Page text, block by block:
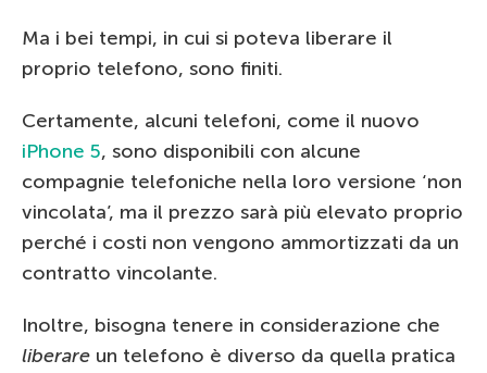
Ma i bei tempi, in cui si poteva liberare il
proprio telefono, sono finiti.
Certamente, alcuni telefoni, come il nuovo
iPhone 5, sono disponibili con alcune
compagnie telefoniche nella loro versione ‘non
vincolata’, ma il prezzo sarà più elevato proprio
perché i costi non vengono ammortizzati da un
contratto vincolante.
Inoltre, bisogna tenere in considerazione che
liberare un telefono è diverso da quella pratica